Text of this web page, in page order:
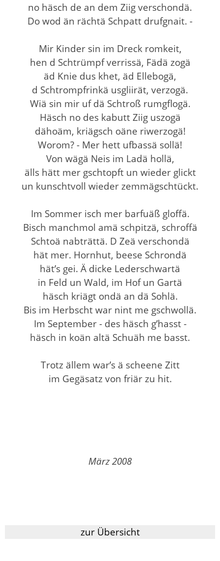
no häsch de an dem Ziig verschondä.
Do wod än rächtä Schpatt drufgnait. -
Mir Kinder sin im Dreck romkeit,
hen d Schtrümpf verrissä, Fädä zogä
äd Knie dus khet, äd Ellebogä,
d Schtrompfrinkä usgliirät, verzogä.
Wiä sin mir uf dä Schtroß rumgflogä.
Häsch no des kabutt Ziig uszogä
dähoäm, kriägsch oäne riwerzogä!
Worom? - Mer hett ufbassä sollä!
Von wägä Neis im Ladä hollä,
älls hätt mer gschtopft un wieder glickt
un kunschtvoll wieder zemmägschtückt.
Im Sommer isch mer barfuäß gloffä.
Bisch manchmol amä schpitzä, schroffä
Schtoä nabträttä. D Zeä verschondä
hät mer. Hornhut, beese Schrondä
hät’s gei. Ä dicke Lederschwartä
in Feld un Wald, im Hof un Gartä
häsch kriägt ondä an dä Sohlä.
Bis im Herbscht war nint me gschwollä.
Im September - des häsch g’hasst -
häsch in koän altä Schuäh me basst.
Trotz ällem war’s ä scheene Zitt
im Gegäsatz von friär zu hit.
März 2008
zur Übersicht